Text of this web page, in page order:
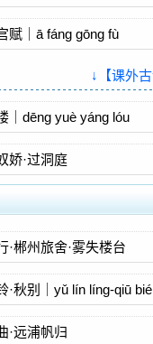
赋｜ā fáng gōng fù
↓【课外
｜dēng yuè yáng lóu
娇·过洞庭
·郴州旅舍·雾失楼台
·秋别｜yǔ lín líng-qiū bié
·远浦帆归